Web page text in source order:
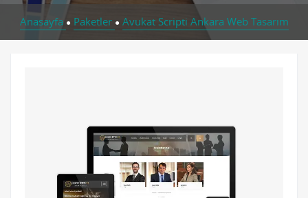
Anasayfa ● Paketler ● Avukat Scripti Ankara Web Tasarım